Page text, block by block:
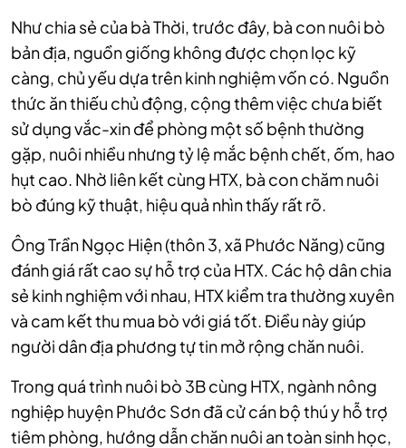
Như chia sẻ của bà Thời, trước đây, bà con nuôi bò
bản địa, nguồn giống không được chọn lọc kỹ
càng, chủ yếu dựa trên kinh nghiệm vốn có. Nguồn
thức ăn thiếu chủ động, cộng thêm việc chưa biết
sử dụng vắc-xin để phòng một số bệnh thường
gặp, nuôi nhiều nhưng tỷ lệ mắc bệnh chết, ốm, hao
hụt cao. Nhờ liên kết cùng HTX, bà con chăm nuôi
bò đúng kỹ thuật, hiệu quả nhìn thấy rất rõ.
Ông Trần Ngọc Hiện (thôn 3, xã Phước Năng) cũng
đánh giá rất cao sự hỗ trợ của HTX. Các hộ dân chia
sẻ kinh nghiệm với nhau, HTX kiểm tra thường xuyên
và cam kết thu mua bò với giá tốt. Điều này giúp
người dân địa phương tự tin mở rộng chăn nuôi.
Trong quá trình nuôi bò 3B cùng HTX, ngành nông
nghiệp huyện Phước Sơn đã cử cán bộ thú y hỗ trợ
tiêm phòng, hướng dẫn chăn nuôi an toàn sinh học,